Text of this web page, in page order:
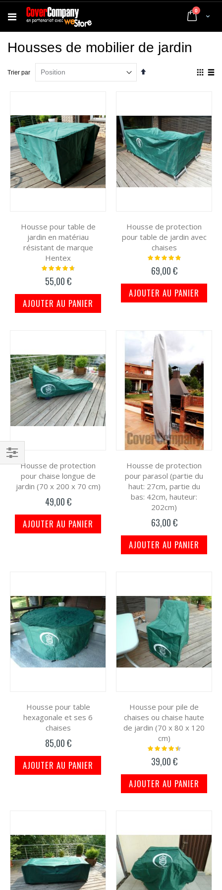
Cart
0 articles
Housses de mobilier de jardin
Trier par
Par
Housse pour table de
jardin en matériau
résistant de marque
Hentex
Notation:
55,00 €
AJOUTER AU PANIER
Housse de protection
pour table de jardin avec
chaises
Notation:
69,00 €
AJOUTER AU PANIER
Housse de protection
pour chaise longue de
jardin (70 x 200 x 70 cm)
49,00 €
AJOUTER AU PANIER
Housse de protection
pour parasol (partie du
haut: 27cm, partie du
bas: 42cm, hauteur:
202cm)
63,00 €
AJOUTER AU PANIER
Housse pour table
hexagonale et ses 6
chaises
85,00 €
AJOUTER AU PANIER
Housse pour pile de
chaises ou chaise haute
de jardin (70 x 80 x 120
cm)
Notation:
39,00 €
AJOUTER AU PANIER
Filtrer